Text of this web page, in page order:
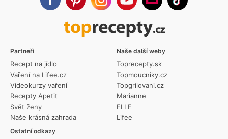
Partneři
Recept na jídlo
Vaření na Lifee.cz
Videokurzy vaření
Recepty Apetit
Svět ženy
Naše krásná zahrada
Ostatní odkazy
Naše další weby
Toprecepty.sk
Topmoucniky.cz
Topgrilovani.cz
Marianne
ELLE
Lifee